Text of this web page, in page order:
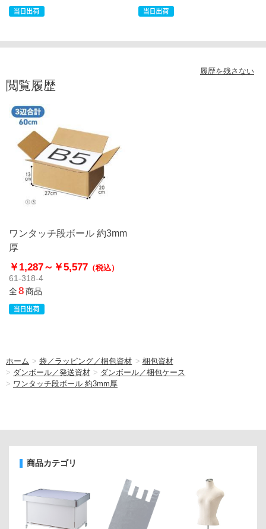
履歴を残さない
閲覧履歴
ワンタッチ段ボール 約3mm
厚
￥1,287～ ￥5,577 （税込）
61-318-4
全8商品
ホーム >袋／ラッピング／梱包資材 > 梱包資材
> ダンボール／発送資材 > ダンボール／梱包ケース
> ワンタッチ段ボール 約3mm厚
商品カテゴリ